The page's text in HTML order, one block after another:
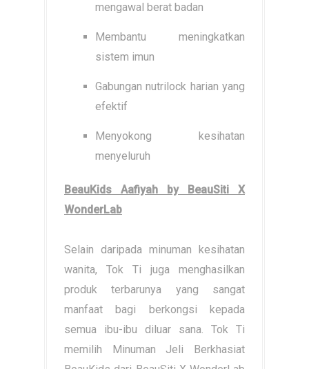
mengawal berat badan
Membantu meningkatkan
sistem imun
Gabungan nutrilock harian yang
efektif
Menyokong kesihatan
menyeluruh
BeauKids Aafiyah by BeauSiti X
WonderLab
Selain daripada minuman kesihatan
wanita, Tok Ti juga menghasilkan
produk terbarunya yang sangat
manfaat bagi berkongsi kepada
semua ibu-ibu diluar sana. Tok Ti
memilih Minuman Jeli Berkhasiat